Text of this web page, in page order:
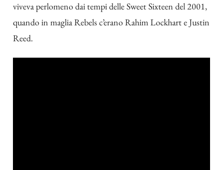
viveva perlomeno dai tempi delle Sweet Sixteen del 2001,
quando in maglia Rebels c’erano Rahim Lockhart e Justin
Reed.